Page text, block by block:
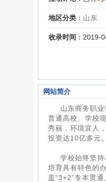
地区分类 ： 山东
收录时间 ：2019-
网站简介
山东商务职
普通高校。学校
秀丽，环境宜人
投资达10亿多元
学校始终坚
培育具有特色的
盖“3+2”专本贯